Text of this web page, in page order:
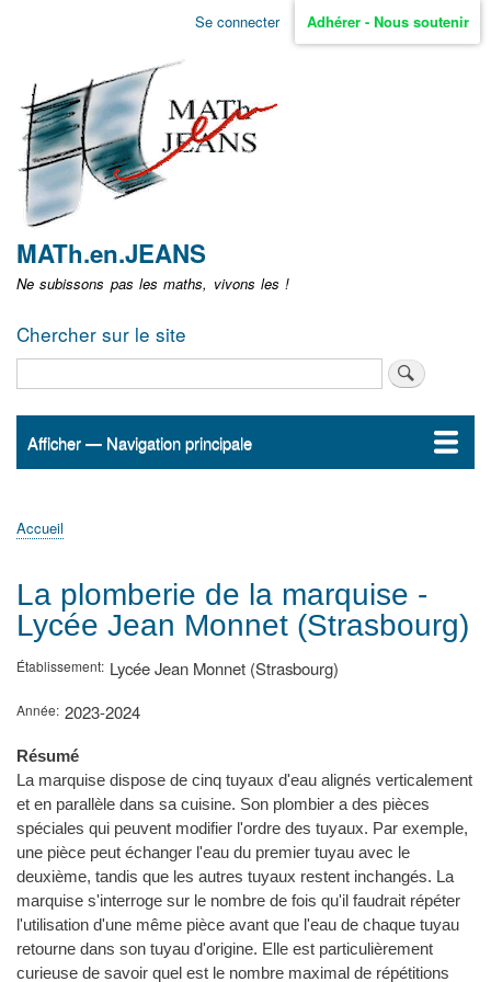
Aller
non
identifié
Se connecter Adhérer - Nous soutenir
MATh.en.JEANS
Ne subissons pas les maths, vivons les !
Chercher sur le site
Navigation
Afficher — Navigation principale
Accueil
ActualitésMATh.en.JEANS ?
Régions et Ateliers
Créer, gérer un atelier
Sujets/Publications
Congrès
d'Ariane
Accueil
La plomberie de la marquise -
Lycée Jean Monnet (Strasbourg)
Établissement Lycée Jean Monnet (Strasbourg)
Année 2023-2024
Résumé
La marquise dispose de cinq tuyaux d'eau alignés verticalement
et en parallèle dans sa cuisine. Son plombier a des pièces
spéciales qui peuvent modifier l'ordre des tuyaux. Par exemple,
une pièce peut échanger l'eau du premier tuyau avec le
deuxième, tandis que les autres tuyaux restent inchangés. La
marquise s'interroge sur le nombre de fois qu'il faudrait répéter
l'utilisation d'une même pièce avant que l'eau de chaque tuyau
retourne dans son tuyau d'origine. Elle est particulièrement
curieuse de savoir quel est le nombre maximal de répétitions